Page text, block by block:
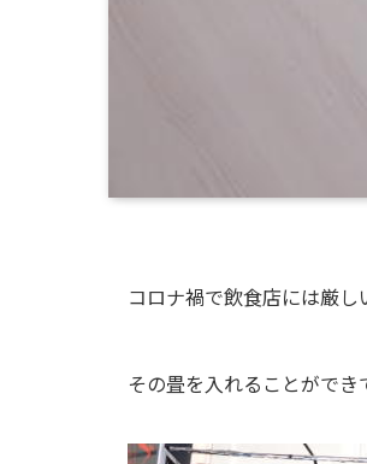
コロナ禍で飲食店には厳し
その畳を入れることができ